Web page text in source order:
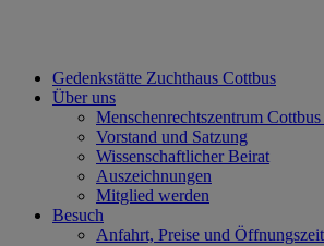
Gedenkstätte Zuchthaus Cottbus
Über uns
Menschenrechtszentrum Cottbus
Vorstand und Satzung
Wissenschaftlicher Beirat
Auszeichnungen
Mitglied werden
Besuch
Anfahrt, Preise und